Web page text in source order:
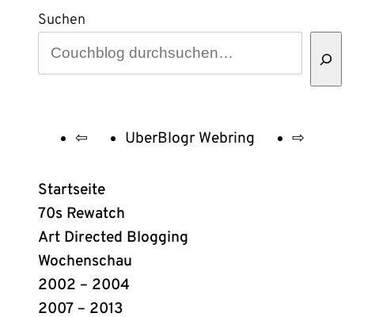
Suchen
UberBlogr
Webring
Links
⇦ UberBlogr Webring ⇨
Startseite
70s Rewatch
Art Directed Blogging
Wochenschau
2002 – 2004
2007 – 2013